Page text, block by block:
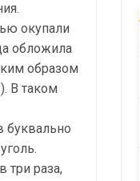
окупали
обложила
образом
В таком
буквально
три раза,